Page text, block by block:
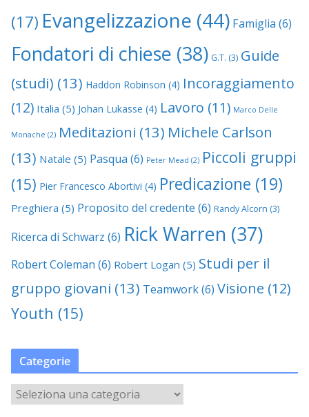
(17) Evangelizzazione (44) Famiglia (6)
Fondatori di chiese (38) G.T. (3) Guide
(studi) (13) Haddon Robinson (4) Incoraggiamento
(12) Italia (5) Johan Lukasse (4) Lavoro (11) Marco Delle
Monache (2) Meditazioni (13) Michele Carlson
(13) Natale (5) Pasqua (6) Peter Mead (2) Piccoli gruppi
(15) Pier Francesco Abortivi (4) Predicazione (19)
Preghiera (5) Proposito del credente (6) Randy Alcorn (3)
Ricerca di Schwarz (6) Rick Warren (37)
Robert Coleman (6) Robert Logan (5) Studi per il
gruppo giovani (13) Teamwork(6) Visione (12)
Youth (15)
Categorie
a